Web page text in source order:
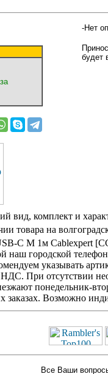
-Нет
будет
вид, комплект и
товара на
C M 1м Cablexpert
наш городской
указывать
При отсутствии
понедельник-
Возможно
Все Ваши